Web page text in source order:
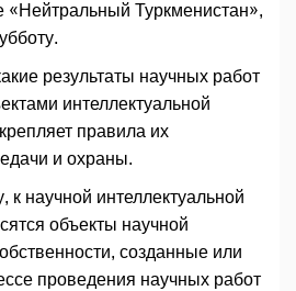
«Нейтральный Туркменистан»,
результаты научных работ
интеллектуальной
правила их
и охраны.
к научной интеллектуальной
объекты научной
созданные или
проведения научных работ